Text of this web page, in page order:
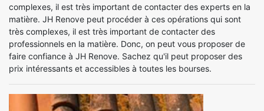
complexes, il est très important de contacter des experts en la
matière. JH Renove peut procéder à ces opérations qui sont
très complexes, il est très important de contacter des
professionnels en la matière. Donc, on peut vous proposer de
faire confiance à JH Renove. Sachez qu'il peut proposer des
prix intéressants et accessibles à toutes les bourses.